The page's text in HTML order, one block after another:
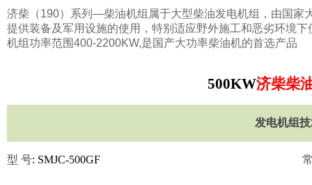
济柴（190）系列—柴油机组属于大型柴油发电机组，由国家
提供装备及军用设施的使用，特别适应野外施工和恶劣环境
机组功率范围400-2200KW,是国产大功率柴油机的首选产品
500KW济柴柴
发电机组
型 号: SMJC-500GF